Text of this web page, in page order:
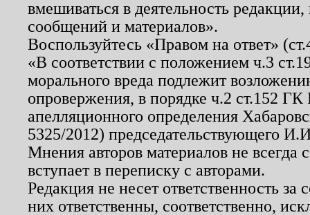
вмешиваться в деятельность
сообщений и материалов».
Воспользуйтесь «Правом на ответ»
«В соответствии с положением ч.3
морального вреда подлежит
опровержения, в порядке ч.2 ст.152
апелляционного определения
5325/2012) председательствующего
Мнения авторов материалов не
вступает в переписку с авторами.
Редакция не несет ответственность
них ответственны, соответственно,